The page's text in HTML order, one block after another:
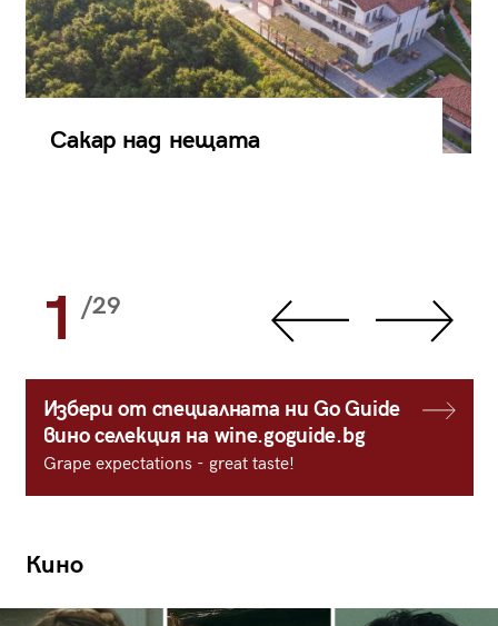
Сакар над нещата
1 /29
Избери от специалната ни Go Guide
вино селекция на wine.goguide.bg
Grape expectations - great taste!
Кино